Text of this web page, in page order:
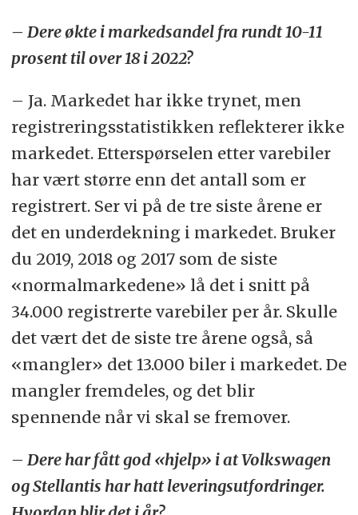
Denne gangen: Mercedes-Benz
Norge Varebil.
– Dere økte i markedsandel fra rundt 10-11
prosent til over 18 i 2022?
– Ja. Markedet har ikke trynet, men
registreringsstatistikken reflekterer ikke
markedet. Etterspørselen etter varebiler
har vært større enn det antall som er
registrert. Ser vi på de tre siste årene er
det en underdekning i markedet. Bruker
du 2019, 2018 og 2017 som de siste
«normalmarkedene» lå det i snitt på
34.000 registrerte varebiler per år. Skulle
det vært det de siste tre årene også, så
«mangler» det 13.000 biler i markedet. De
mangler fremdeles, og det blir
spennende når vi skal se fremover.
– Dere har fått god «hjelp» i at Volkswagen
og Stellantis har hatt leveringsutfordringer.